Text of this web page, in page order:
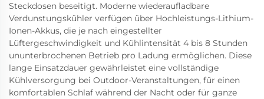
Steckdosen beseitigt. Moderne wiederaufladbare
Verdunstungskühler verfügen über Hochleistungs-Lithium-
Ionen-Akkus, die je nach eingestellter
Lüftergeschwindigkeit und Kühlintensität 4 bis 8 Stunden
ununterbrochenen Betrieb pro Ladung ermöglichen. Diese
lange Einsatzdauer gewährleistet eine vollständige
Kühlversorgung bei Outdoor-Veranstaltungen, für einen
komfortablen Schlaf während der Nacht oder für ganze